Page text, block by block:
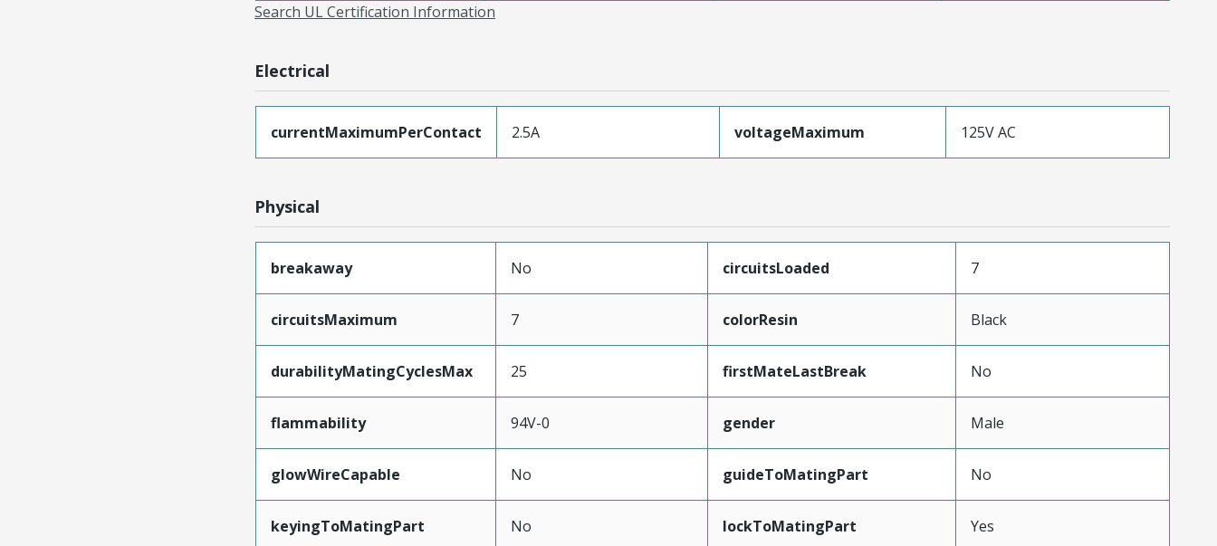
Search UL Certification Information
Electrical
currentMaximumPerContact 2.5A voltageMaximum 125V AC
Physical
breakaway No circuitsLoaded 7
circuitsMaximum 7 colorResin Black
durabilityMatingCyclesMax 25 firstMateLastBreak No
flammability 94V-0 gender Male
glowWireCapable No guideToMatingPart No
keyingToMatingPart No lockToMatingPart Yes